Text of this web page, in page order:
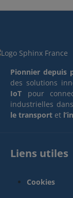
Pionnier depuis
des solutions
IoT pour
industrielles
le transport et
Liens utiles
Cookies